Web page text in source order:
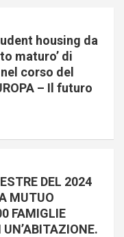
housing da
maturo’ di
corso del
– Il futuro
DEL 2024
MUTUO
FAMIGLIE
UN’ABITAZIONE.